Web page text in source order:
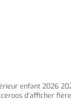
enfant 2026
d’afficher